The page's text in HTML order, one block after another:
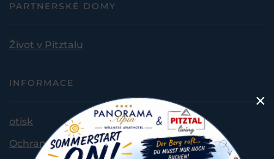
PARTNERSKÉ DOMY
Život v Pitztalu
INFORMACE
otisk
Ochrana osobních údajů
×